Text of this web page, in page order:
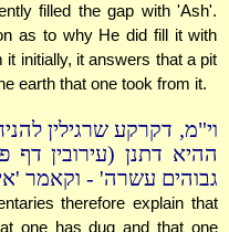
filled the gap with 'Ash'.
as to why He did fill it with
initially, it answers that a pit
earth that one took from it.
וי"מ, דקרקע שרגילין
ההיא דתנן (עירובין
גבוהים עשרה' - וקאמר
therefore explain that
one has dug and that one